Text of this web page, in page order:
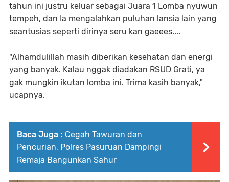
tahun ini justru keluar sebagai Juara 1 Lomba nyuwun
tempeh, dan Ia mengalahkan puluhan lansia lain yang
seantusias seperti dirinya seru kan gaeees....
"Alhamdulillah masih diberikan kesehatan dan energi
yang banyak. Kalau nggak diadakan RSUD Grati, ya
gak mungkin ikutan lomba ini. Trima kasih banyak,"
ucapnya.
Baca Juga : Cegah Tawuran dan
Pencurian, Polres Pasuruan Dampingi
Remaja Bangunkan Sahur